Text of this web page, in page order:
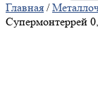
Главная /
Супермонтеррей